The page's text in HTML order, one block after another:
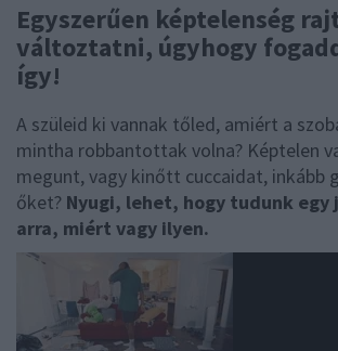
Egyszerűen képtelenség
változtatni, úgyhogy
így!
A szüleid ki vannak tőled, amiért a
mintha robbantottak volna? Képtelen
megunt, vagy kinőtt cuccaidat, inkább
őket? Nyugi, lehet, hogy tudunk egy
arra, miért vagy ilyen.